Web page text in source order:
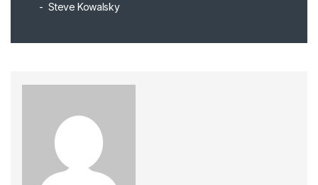
Steve Kowalsky